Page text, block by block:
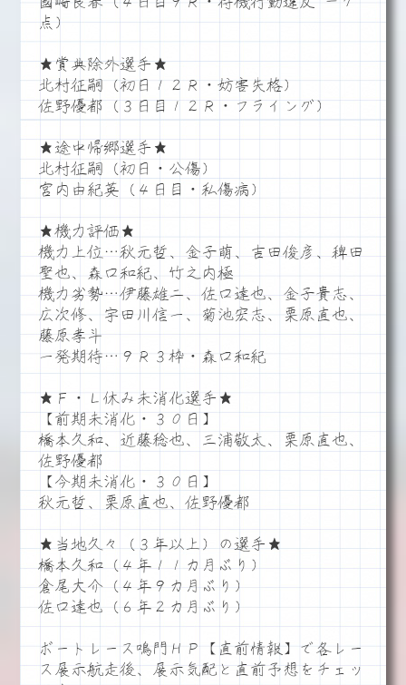
点）
★賞典除外選手★
北村征嗣（初日１２Ｒ・妨害失格）
佐野優都（３日目１２Ｒ・フライング）
★途中帰郷選手★
北村征嗣（初日・公傷）
宮内由紀英（４日目・私傷病）
★機力評価★
機力上位…秋元哲、金子萌、吉田俊彦、稗田
聖也、森口和紀、竹之内極
機力劣勢…伊藤雄二、佐口達也、金子貴志、
広次修、宇田川信一、菊池宏志、栗原直也、
藤原孝斗
一発期待…９Ｒ３枠・森口和紀
★Ｆ・Ｌ休み未消化選手★
【前期未消化・３０日】
橋本久和、近藤稔也、三浦敬太、栗原直也、
佐野優都
【今期未消化・３０日】
秋元哲、栗原直也、佐野優都
★当地久々（３年以上）の選手★
橋本久和（４年１１カ月ぶり）
倉尾大介（４年９カ月ぶり）
佐口達也（６年２カ月ぶり）
ボートレース鳴門ＨＰ【直前情報】で各レー
ス展示航走後、展示気配と直前予想をチェッ